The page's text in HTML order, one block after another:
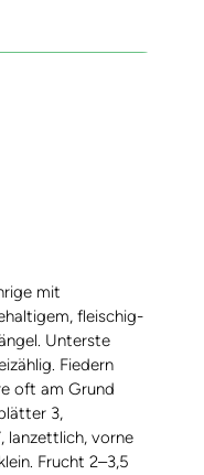
mit
fleischig-
Unterste
Fiedern
oft am Grund
3,
lanzettlich, vorne
Frucht 2–3,5